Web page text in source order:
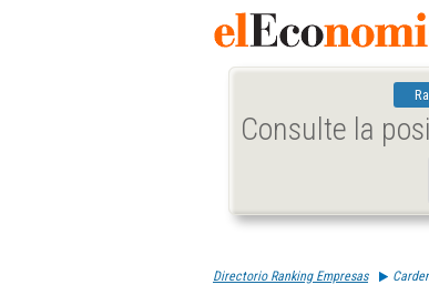
Consulte la
Directorio Ranking Empresas